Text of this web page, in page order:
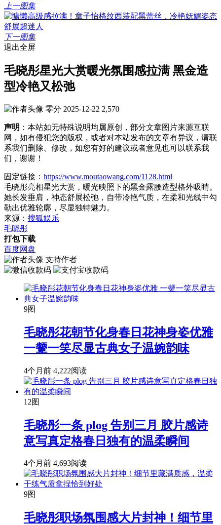
上一图集
下一图集
退出全屏
毛晓彤星光大赏暖光氛围感拉满 黑金造
型冷艳又松弛
零分 2025-12-22 2,570
声明 ：本站如无特殊说明均属原创，部分文章图片来源互联
网，如有侵犯您的版权，或者对本站发布的文章有异议，请联
系我们删除、修改，如您有好的建议或者意见也可以联系我
们，谢谢！
固定链接： https://www.moutaowang.com/1128.html
毛晓彤亮相星光大赏，暖光映照下的黑金露腰造型格外吸睛。
她长发垂肩，神态舒展松弛，自带冷艳气质，在柔和光线中勾
勒出优雅轮廓，尽显独特魅力。
来源： 搜狐娱乐
毛晓彤
打包下载
百度网盘
支持作者
9图
毛晓彤花朝节化身春日花神身姿优雅
一颦一笑尽显古典女子温婉韵味
4个月前 4,222阅读
12图
毛晓彤一条 plog 告别三月 胶片感诗
意写真定格春日独有的温柔瞬间
4个月前 4,693阅读
9图
毛晓彤职场氛围感大片封神！细节里